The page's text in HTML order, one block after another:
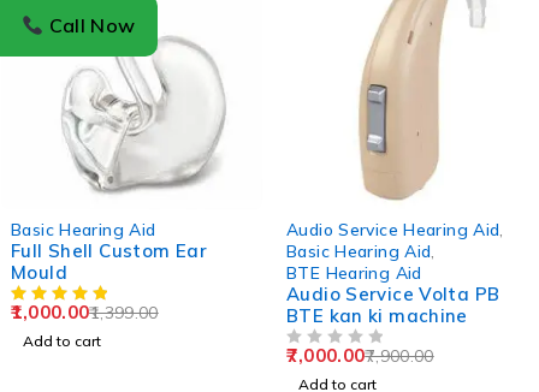
Basic Hearing Aid
Full Shell Custom Ear
Mould
1,399.00
1,000.00
Add to cart
Audio Service Hearing Aid
Basic Hearing Aid
BTE Hearing Aid
Audio Service Volta PB
BTE kan ki machine
7,900.00
7,000.00
Add to cart
Call Now